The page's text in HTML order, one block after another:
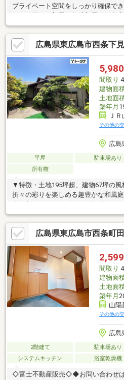
プライベート空間をしっかり確保で
ワーク用のお部屋、趣味部屋など多
ス停 徒歩約3分■開放的な角地
広島県東広島市西条下
5,980
間取り
建物面
土地面
築年月
Ｊ
その他の
広島
平屋 駐車場あり
所有権
▼特徴・土地195坪超、建物67坪の
折々の彩りを楽しめる趣豊かな和風
戸などの 収納・多目的スペースが
台・軽1台の駐車が可能です・敷地
境・「ゆめタウン学園店」まで徒歩
徒歩3分▼備考・室内は改装が必要で
望の住まい探しをお手伝いします 】
にお問い合わせください。
広島県東広島市西条町
2,599
間取り
建物面
土地面
築年月
山陽
その他の
広島
2階建て 駐車場あり
システムキッチン
浴室乾燥機
◇富士不動産販売◇◆お問い合わせは